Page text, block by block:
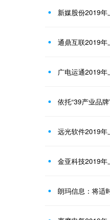
新媒股份2019
通鼎互联2019
广电运通2019
依托“39产业品
金亚科技2019
朗玛信息：将适